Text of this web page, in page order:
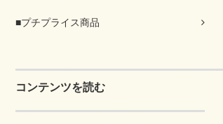
■プチプライス商品
コンテンツを読む